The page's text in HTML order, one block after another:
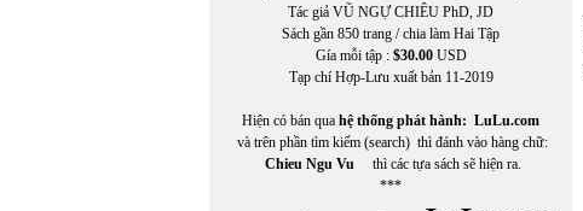
Tác giả VŨ NGỰ CHIÊU PhD, JD
Sách gần 850 trang / chia làm Hai Tập
Gía mỗi tập : $30.00USD
Tạp chí Hợp-Lưu xuất bản 11-2019
Hiện có bán qua hệ thống phát hành: LuLu.com
và trên phần tìm kiếm (search) thì đánh vào hàng chữ:
Chieu Ngu Vu thì các tựa sách sẽ hiện ra.
***